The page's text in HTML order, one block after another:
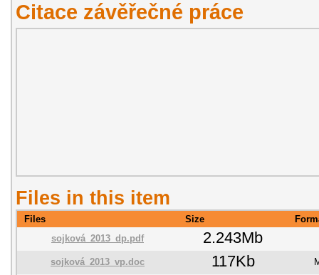
Citace závěřečné práce
Files in this item
Files Size
sojková_2013_dp.pdf
2.243Mb
sojková_2013_vp.doc 117Kb